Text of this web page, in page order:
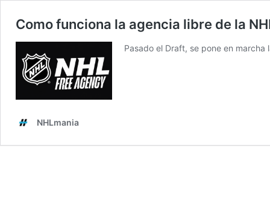
Como funciona la agencia libre de la
Pasado el Draft, se pone en
NHLmania